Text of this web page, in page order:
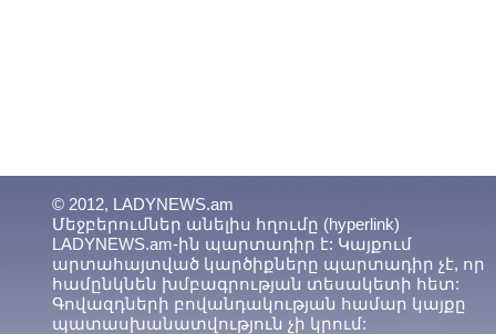
© 2012, LADYNEWS.am
Մեջբերումներ անելիս հղումը (hyperlink)
LADYNEWS.am-ին պարտադիր է: Կայքում
արտահայտված կարծիքները պարտադիր չէ, որ
համընկնեն խմբագրության տեսակետի հետ:
Գովազդների բովանդակության համար կայքը
պատասխանատվություն չի կրում: